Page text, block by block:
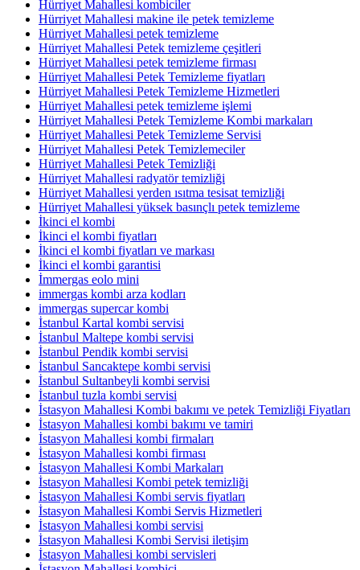
Hürriyet Mahallesi kombiciler
Hürriyet Mahallesi makine ile petek temizleme
Hürriyet Mahallesi petek temizleme
Hürriyet Mahallesi Petek temizleme çeşitleri
Hürriyet Mahallesi petek temizleme firması
Hürriyet Mahallesi Petek Temizleme fiyatları
Hürriyet Mahallesi Petek Temizleme Hizmetleri
Hürriyet Mahallesi petek temizleme işlemi
Hürriyet Mahallesi Petek Temizleme Kombi markaları
Hürriyet Mahallesi Petek Temizleme Servisi
Hürriyet Mahallesi Petek Temizlemeciler
Hürriyet Mahallesi Petek Temizliği
Hürriyet Mahallesi radyatör temizliği
Hürriyet Mahallesi yerden ısıtma tesisat temizliği
Hürriyet Mahallesi yüksek basınçlı petek temizleme
İkinci el kombi
İkinci el kombi fiyatları
İkinci el kombi fiyatları ve markası
İkinci el kombi garantisi
İmmergas eolo mini
immergas kombi arza kodları
immergas supercar kombi
İstanbul Kartal kombi servisi
İstanbul Maltepe kombi servisi
İstanbul Pendik kombi servisi
İstanbul Sancaktepe kombi servisi
İstanbul Sultanbeyli kombi servisi
İstanbul tuzla kombi servisi
İstasyon Mahallesi Kombi bakımı ve petek Temizliği Fiyatları
İstasyon Mahallesi kombi bakımı ve tamiri
İstasyon Mahallesi kombi firmaları
İstasyon Mahallesi kombi firması
İstasyon Mahallesi Kombi Markaları
İstasyon Mahallesi Kombi petek temizliği
İstasyon Mahallesi Kombi servis fiyatları
İstasyon Mahallesi Kombi Servis Hizmetleri
İstasyon Mahallesi kombi servisi
İstasyon Mahallesi Kombi Servisi iletişim
İstasyon Mahallesi kombi servisleri